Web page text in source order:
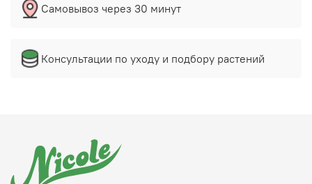
Самовывоз через 30 минут
Консультации по уходу и подбору растений